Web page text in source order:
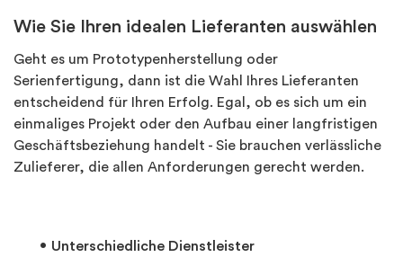
Wie Sie Ihren idealen Lieferanten auswählen
Geht es um Prototypenherstellung oder
Serienfertigung, dann ist die Wahl Ihres Lieferanten
entscheidend für Ihren Erfolg. Egal, ob es sich um ein
einmaliges Projekt oder den Aufbau einer langfristigen
Geschäftsbeziehung handelt - Sie brauchen verlässliche
Zulieferer, die allen Anforderungen gerecht werden.
Unterschiedliche Dienstleister